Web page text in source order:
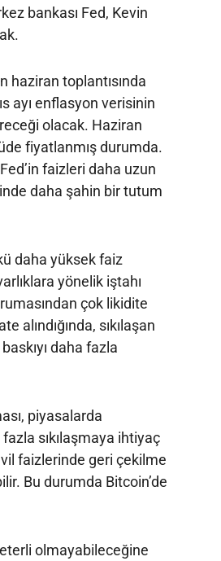
bankası Fed, Kevin
haziran toplantısında
ayı enflasyon verisinin
olacak. Haziran
fiyatlanmış durumda.
faizleri daha uzun
daha şahin bir tutum
daha yüksek faiz
yönelik iştahı
çok likidite
alındığında, sıkılaşan
daha fazla
piyasalarda
sıkılaşmaya ihtiyaç
faizlerinde geri çekilme
Bu durumda Bitcoin’de
olmayabileceğine